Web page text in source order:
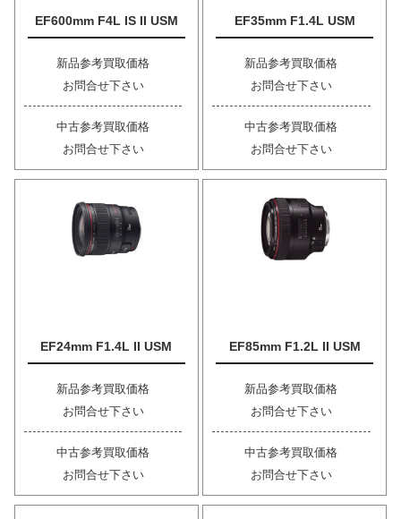
EF600mm F4L IS II USM
新品参考買取価格
お問合せ下さい
中古参考買取価格
お問合せ下さい
EF35mm F1.4L USM
新品参考買取価格
お問合せ下さい
中古参考買取価格
お問合せ下さい
EF24mm F1.4L II USM
新品参考買取価格
お問合せ下さい
中古参考買取価格
お問合せ下さい
EF85mm F1.2L II USM
新品参考買取価格
お問合せ下さい
中古参考買取価格
お問合せ下さい